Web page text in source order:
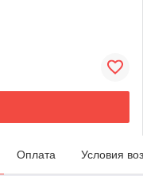
Оплата Условия